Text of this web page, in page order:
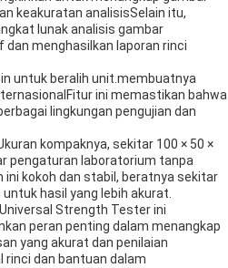
keakuratan analisisSelain itu,
lunak analisis gambar
menghasilkan laporan rinci
untuk beralih unit.membuatnya
ini memastikan bahwa
lingkungan pengujian dan
kompaknya, sekitar 100 × 50 ×
pengaturan laboratorium tanpa
kokoh dan stabil, beratnya sekitar
hasil yang lebih akurat.
Strength Tester ini
peran penting dalam menangkap
yang akurat dan penilaian
rinci dan bantuan dalam